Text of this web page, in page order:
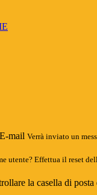
E-mail Verrà inviato un
utente? Effettua il reset
la casella di posta